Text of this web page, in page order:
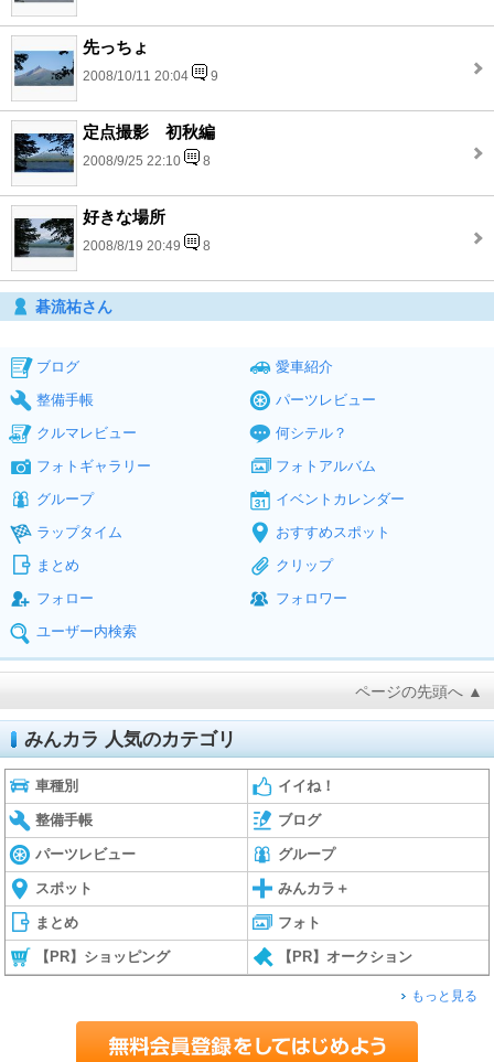
先っちょ
2008/10/11 20:04 9
定点撮影 初秋編
2008/9/25 22:10 8
好きな場所
2008/8/19 20:49 8
碁流祐さん
ブログ
愛車紹介
整備手帳
パーツレビュー
クルマレビュー
何シテル？
フォトギャラリー
フォトアルバム
グループ
イベントカレンダー
ラップタイム
おすすめスポット
まとめ
クリップ
フォロー
フォロワー
ユーザー内検索
ページの先頭へ ▲
みんカラ 人気のカテゴリ
車種別 イイね！
整備手帳 ブログ
パーツレビュー グループ
スポット みんカラ＋
まとめ フォト
【PR】ショッピング 【PR】オークション
もっと見る